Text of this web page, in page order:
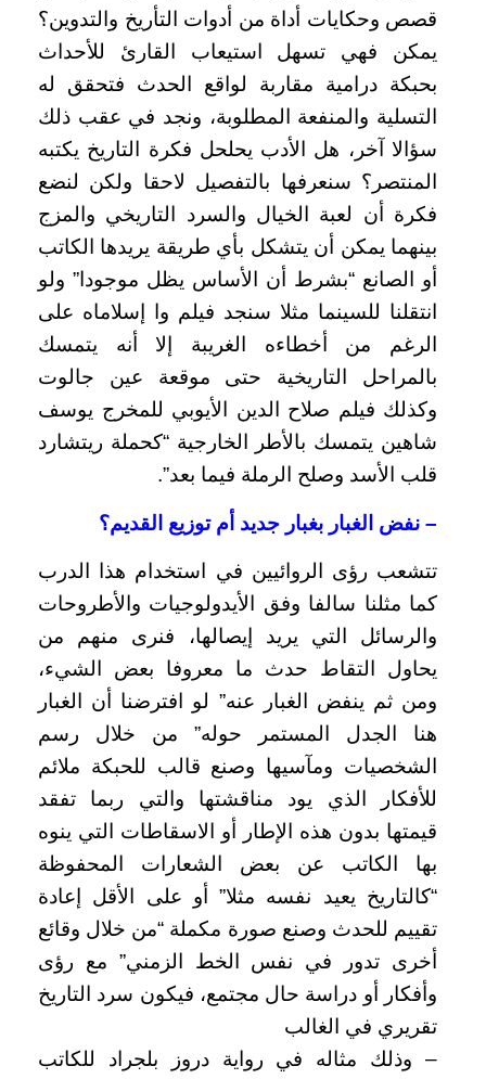
قصص وحكايات أداة من أدوات التأريخ والتدوين؟
يمكن فهي تسهل استيعاب القارئ للأحداث
بحبكة درامية مقاربة لواقع الحدث فتحقق له
التسلية والمنفعة المطلوبة، ونجد في عقب ذلك
سؤالا آخر، هل الأدب يحلحل فكرة التاريخ يكتبه
المنتصر؟ سنعرفها بالتفصيل لاحقا ولكن لنضع
فكرة أن لعبة الخيال والسرد التاريخي والمزج
بينهما يمكن أن يتشكل بأي طريقة يريدها الكاتب
أو الصانع “بشرط أن الأساس يظل موجودا” ولو
انتقلنا للسينما مثلا سنجد فيلم وا إسلاماه على
الرغم من أخطاءه الغريبة إلا أنه يتمسك
بالمراحل التاريخية حتى موقعة عين جالوت
وكذلك فيلم صلاح الدين الأيوبي للمخرج يوسف
شاهين يتمسك بالأطر الخارجية “كحملة ريتشارد
قلب الأسد وصلح الرملة فيما بعد”.
– نفض الغبار بغبار جديد أم توزيع القديم؟
تتشعب رؤى الروائيين في استخدام هذا الدرب
كما مثلنا سالفا وفق الأيدولوجيات والأطروحات
والرسائل التي يريد إيصالها، فنرى منهم من
يحاول التقاط حدث ما معروفا بعض الشيء،
ومن ثم ينفض الغبار عنه” لو افترضنا أن الغبار
هنا الجدل المستمر حوله” من خلال رسم
الشخصيات ومآسيها وصنع قالب للحبكة ملائم
للأفكار الذي يود مناقشتها والتي ربما تفقد
قيمتها بدون هذه الإطار أو الاسقاطات التي ينوه
بها الكاتب عن بعض الشعارات المحفوظة
“كالتاريخ يعيد نفسه مثلا” أو على الأقل إعادة
تقييم للحدث وصنع صورة مكملة “من خلال وقائع
أخرى تدور في نفس الخط الزمني” مع رؤى
وأفكار أو دراسة حال مجتمع، فيكون سرد التاريخ
تقريري في الغالب
– وذلك مثاله في رواية دروز بلجراد للكاتب